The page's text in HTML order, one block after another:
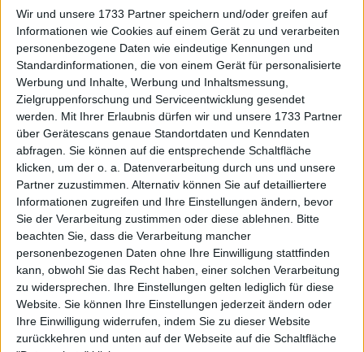
Wir und unsere 1733 Partner speichern und/oder greifen auf
Informationen wie Cookies auf einem Gerät zu und verarbeiten
personenbezogene Daten wie eindeutige Kennungen und
Standardinformationen, die von einem Gerät für personalisierte
Werbung und Inhalte, Werbung und Inhaltsmessung,
Zielgruppenforschung und Serviceentwicklung gesendet
werden.
Mit Ihrer Erlaubnis dürfen wir und unsere 1733 Partner
über Gerätescans genaue Standortdaten und Kenndaten
abfragen. Sie können auf die entsprechende Schaltfläche
klicken, um der o. a. Datenverarbeitung durch uns und unsere
Partner zuzustimmen. Alternativ können Sie auf detailliertere
Informationen zugreifen und Ihre Einstellungen ändern, bevor
Sie der Verarbeitung zustimmen oder diese ablehnen.
Bitte
beachten Sie, dass die Verarbeitung mancher
personenbezogenen Daten ohne Ihre Einwilligung stattfinden
kann, obwohl Sie das Recht haben, einer solchen Verarbeitung
zu widersprechen. Ihre Einstellungen gelten lediglich für diese
Website. Sie können Ihre Einstellungen jederzeit ändern oder
Ihre Einwilligung widerrufen, indem Sie zu dieser Website
zurückkehren und unten auf der Webseite auf die Schaltfläche
Sinner bleibt trotz der jüngsten Suspendierung an
der Spitze
Auf Platz 3 gab es eine große Verschiebung, denn
der Finalist derDubai Duty Free Tennis
Championships, Félix Auger-Aliassime (1.135), setzte
seine beeindruckende Serie von 2025 Schlägen fort.
Der Kanadier kletterte auf den dritten Platz und
verdrängte Carlos Alcaraz (1.000) auf den vierten
Platz. Auger-Aliassime hat in dieser Saison eine starke
16:5 Bilanz vorzuweisen, hat zwei ATP 250 Titel
errungen und ist kürzlich in die Top 20 der
Weltrangliste zurückgekehrt. Eine gute Platzierung
beim kommenden Sunshine Double könnte ihn
eher früher als später wieder in die Top 10 bringen.